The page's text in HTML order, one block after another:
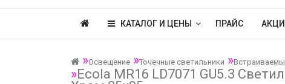
КАТАЛОГ И ЦЕНЫ ПРАЙС
Освещение Точечные светильники
Ecola MR16 LD7071 GU5.3